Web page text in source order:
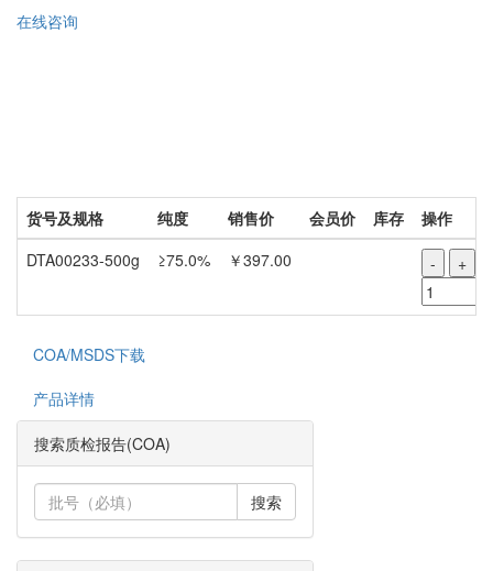
在线咨询
货号及规格 纯度 销售价 会员价 库存
操作
DTA00233-500g
≥75.0% ￥397.00 - +
COA/MSDS下载
产品详情
搜索质检报告(COA)
搜索